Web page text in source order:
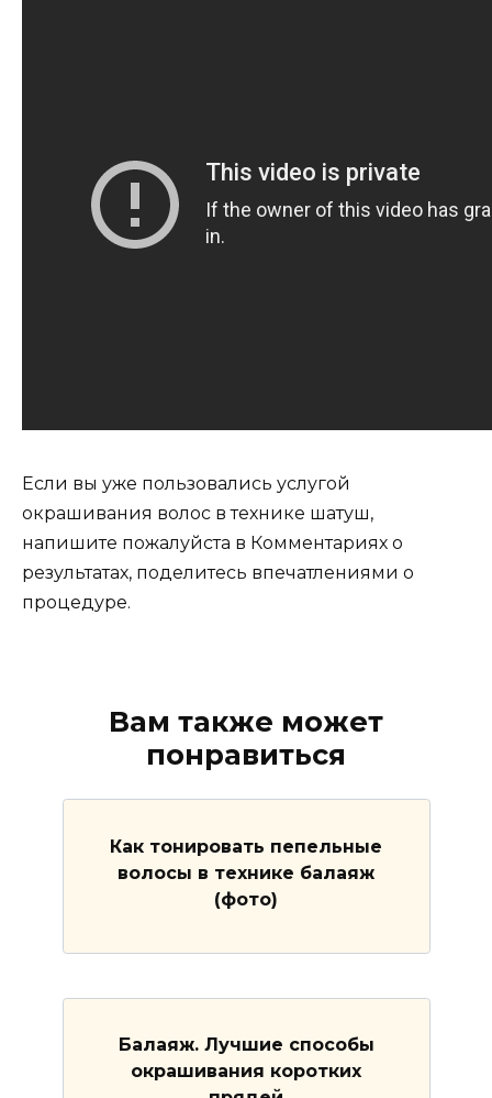
Если вы уже пользовались услугой
окрашивания волос в технике шатуш,
напишите пожалуйста в Комментариях о
результатах, поделитесь впечатлениями о
процедуре.
Вам также может
понравиться
Как тонировать пепельные
волосы в технике балаяж
(фото)
Балаяж. Лучшие способы
окрашивания коротких